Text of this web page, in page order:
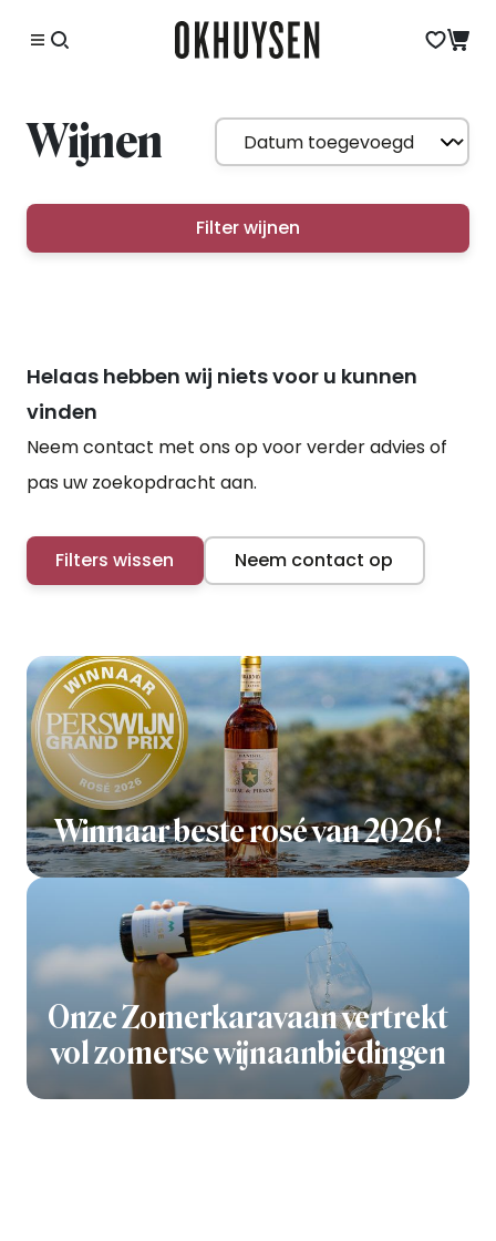
Wijnen
Filter wijnen
Helaas hebben wij niets voor u kunnen
vinden
Neem contact met ons op voor verder advies of
pas uw zoekopdracht aan.
Filters wissen Neem contact op
Winnaar beste rosé van 2026!
Onze Zomerkaravaan vertrekt
vol zomerse wijnaanbiedingen